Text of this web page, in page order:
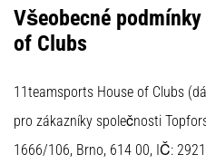
•
1 мин. четене
for
More
Victories
Подготви
Všeobecné
of Clubs
11teamsports House of Clubs
pro zákazníky společnosti
1666/106, Brno, 614 00, IČ: